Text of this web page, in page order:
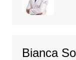
Bianca